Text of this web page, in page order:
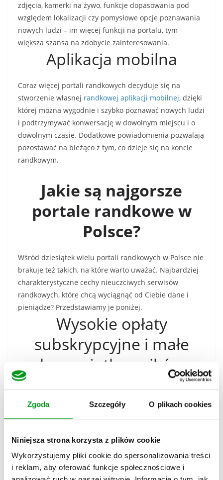
Zgoda Szczegóły O plikach cookies
Niniejsza strona korzysta z plików cookie
Wykorzystujemy pliki cookie do spersonalizowania treści
i reklam, aby oferować funkcje społecznościowe i
zdjęcia, kamerki na żywo, funkcje dopasowania pod
względem lokalizacji czy pomysłowe opcje poznawania
nowych ludzi – im więcej funkcji na portalu, tym
większa szansa na zdobycie zainteresowania.
Aplikacja mobilna
Coraz więcej portali randkowych decyduje się na
stworzenie własnej randkowej aplikacji mobilnej, dzięki
której można wygodnie i szybko poznawać nowych ludzi
i podtrzymywać konwersację w dowolnym miejscu i o
dowolnym czasie. Dodatkowe powiadomienia pozwalają
pozostawać na bieżąco z tym, co dzieje się na koncie
randkowym.
Jakie są najgorsze
portale randkowe w
Polsce?
Wśród dziesiątek wielu portali randkowych w Polsce nie
brakuje też takich, na które warto uważać. Najbardziej
charakterystyczne cechy nieuczciwych serwisów
randkowych, które chcą wyciągnąć od Ciebie dane i
pieniądze? Przedstawiamy je poniżej.
Wysokie opłaty
subskrypcyjne i małe
bazy użytkowników
Czasami portale randkowe są dopracowane do
perfekcji, jednak bez rejestracji i dokonania opłaty
aktywnych użytkowników. Dopiero po opłaceniu
wysokiego abonamentu okazuje się, że praktycznie nikt
aktywnie nie korzysta z portalu, a szanse na znalezienie
drugiej połówki z Twojej okolicy spadają do minimum.